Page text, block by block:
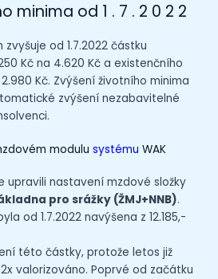
minima od 1 . 7 . 2 0 2 2
od 1.7.2022 částku
Kč na 4.620 Kč a existenčního
Kč. Zvýšení životního minima
zvýšení nezabavitelné
modulu systému WAK
upravili nastavení mzdové složky
pro srážky (ŽMJ+NNB).
od 1.7.2022 navýšena z 12.185,-
této částky, protože letos již
valorizováno. Poprvé od začátku